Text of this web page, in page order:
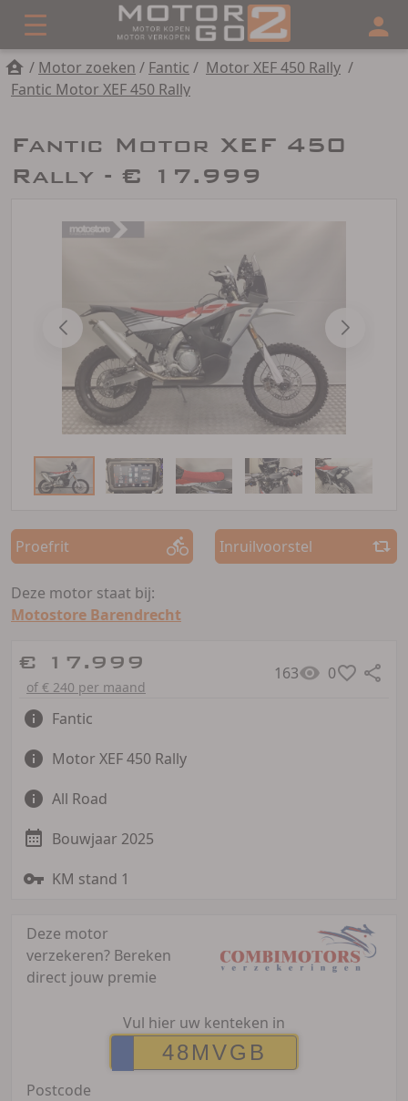
/ Motor zoeken / Fantic / Motor XEF 450 Rally /
Fantic Motor XEF 450 Rally
Fantic Motor XEF 450
Rally - € 17.999
Proefrit Inruilvoorstel
Deze motor staat bij:
Motostore Barendrecht
€ 17.999
of € 240 per maand
163 0
Fantic
Motor XEF 450 Rally
All Road
Bouwjaar 2025
KM stand 1
Deze motor
verzekeren? Bereken
direct jouw premie
Vul hier uw kenteken in
Postcode